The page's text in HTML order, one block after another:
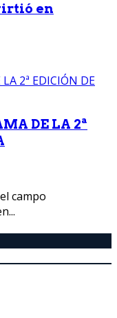
en
DE LA 2ª
campo